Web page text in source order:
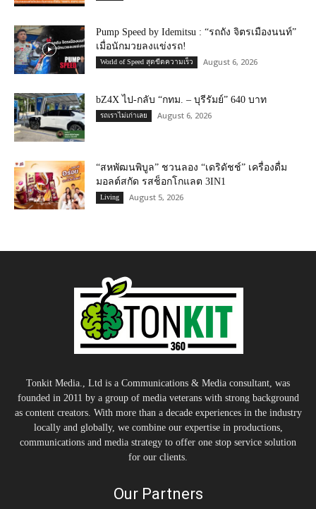
Pump Speed by Idemitsu : “รถถัง จิตรเมืองนนท์”
เมื่อนักมวยลงแข่งรถ!
World of Speed สุดขีดความเร็ว August 6, 2026
bZ4X ไป-กลับ “กทม. – บุรีรัมย์” 640 บาท
รถเราไม่เก่าเลย August 6, 2026
“สหพัฒนพิบูล” ชวนลอง “เดริดัชช์” เครื่องดื่ม
มอลต์สกัด รสช็อกโกแลต 3IN1
Living August 5, 2026
Tonkit Media., Ltd is a Communications & Media consultant, was
founded in 2011 by a group of media veterans with strong background
as content creators. With more than a decade experiences in the industry
locally and globally, we combine our expertise in productions,
communications and media strategy to offer one stop service solution
for our clients.
Our Partners